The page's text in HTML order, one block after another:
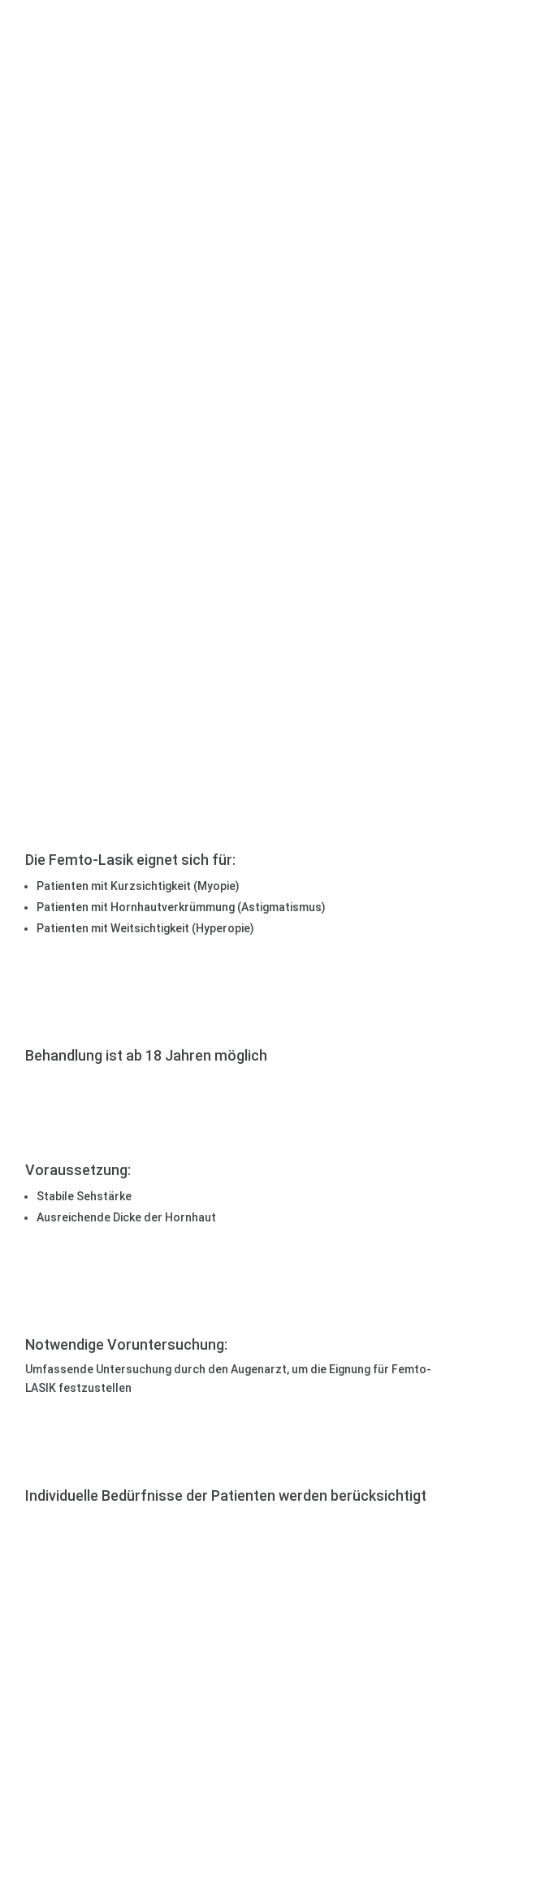
Die Femto-Lasik eignet sich für:
Patienten mit Kurzsichtigkeit (Myopie)
Patienten mit Hornhautverkrümmung (Astigmatismus)
Patienten mit Weitsichtigkeit (Hyperopie)
Behandlung ist ab 18 Jahren möglich
Voraussetzung:
Stabile Sehstärke
Ausreichende Dicke der Hornhaut
Notwendige Voruntersuchung:
Umfassende Untersuchung durch den Augenarzt, um die Eignung für Femto-
LASIK festzustellen
Individuelle Bedürfnisse der Patienten werden berücksichtigt